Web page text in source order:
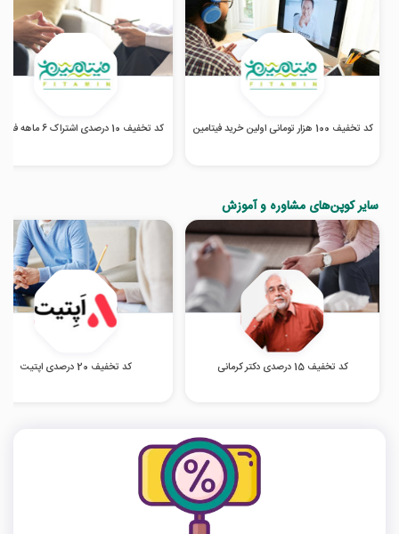
کد تخفیف 100 هزار تومانی اولین خرید فیتامین کد تخفیف 10 درصدی اشتراک 6 ماهه فیتامین
سایر کوپن‌های مشاوره و آموزش
کد تخفیف 15 درصدی دکتر کرمانی کد تخفیف 20 درصدی اپتیت